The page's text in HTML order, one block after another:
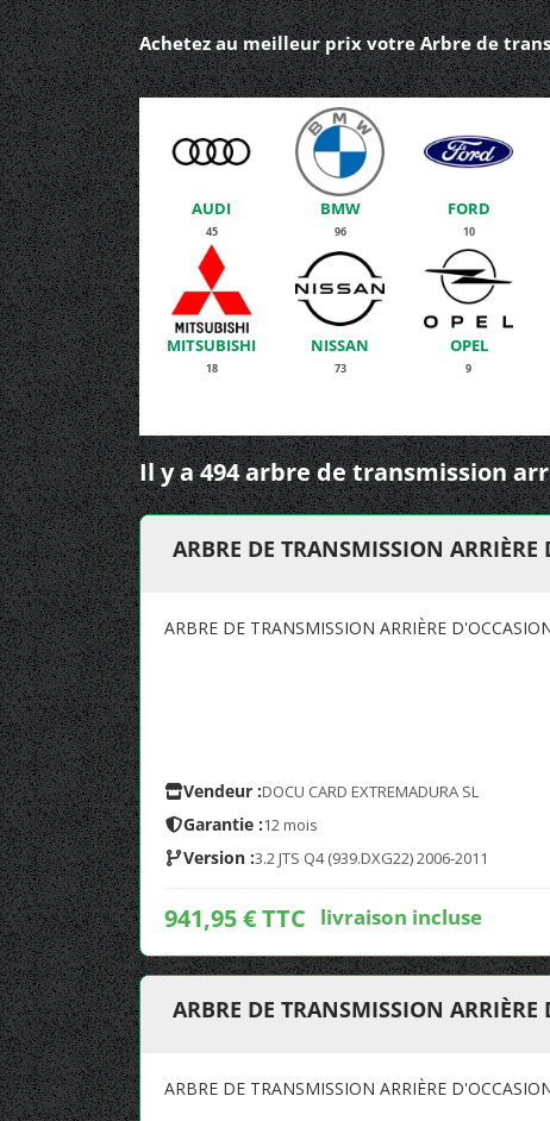
Achetez au meilleur prix votre Arbre de
AUDI
45
BMW
96
FORD
10
MITSUBISHI
18
NISSAN
73
OPEL
9
Il y a 494 arbre de transmission
ARBRE DE TRANSMISSION
ARBRE DE TRANSMISSION ARRIÈRE
Vendeur :DOCU CARD EXTREMADURA SL
Garantie :12 mois
Version :3.2 JTS Q4 (939.DXG22) 2006-2011
941,95 € TTC livraison incluse
ARBRE DE TRANSMISSION
ARBRE DE TRANSMISSION ARRIÈRE